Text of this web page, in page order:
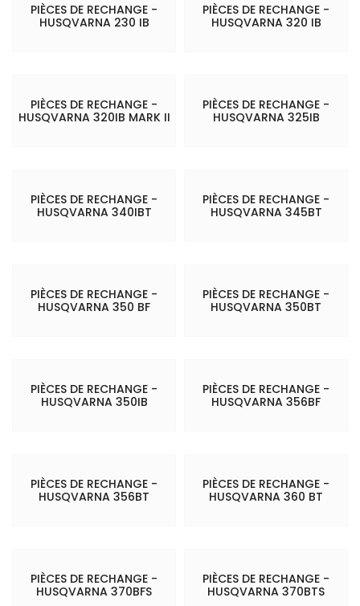
PIÈCES DE RECHANGE -
HUSQVARNA 230 IB
PIÈCES DE RECHANGE -
HUSQVARNA 320 IB
PIÈCES DE RECHANGE -
HUSQVARNA 320IB MARK II
PIÈCES DE RECHANGE -
HUSQVARNA 325IB
PIÈCES DE RECHANGE -
HUSQVARNA 340IBT
PIÈCES DE RECHANGE -
HUSQVARNA 345BT
PIÈCES DE RECHANGE -
HUSQVARNA 350 BF
PIÈCES DE RECHANGE -
HUSQVARNA 350BT
PIÈCES DE RECHANGE -
HUSQVARNA 350IB
PIÈCES DE RECHANGE -
HUSQVARNA 356BF
PIÈCES DE RECHANGE -
HUSQVARNA 356BT
PIÈCES DE RECHANGE -
HUSQVARNA 360 BT
PIÈCES DE RECHANGE -
HUSQVARNA 370BFS
PIÈCES DE RECHANGE -
HUSQVARNA 370BTS